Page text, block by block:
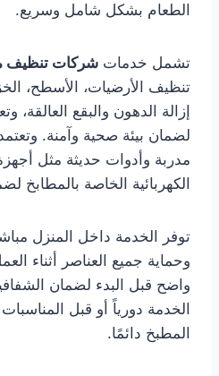
الطعام بشكل شامل وسريع.
تشمل خدمات شركات تنظيف
تنظيف الأرضيات، الأسطح،
إزالة الدهون والبقع العالقة،
لضمان بيئة صحية وآمنة.
مدربة وأدوات حديثة مثل
الكهربائية الخاصة
توفر الخدمة داخل المنزل
وحماية جميع العناصر أثناء
واضح قبل البدء لضمان
الخدمة دورياً أو قبل
المطبخ دائمًا.